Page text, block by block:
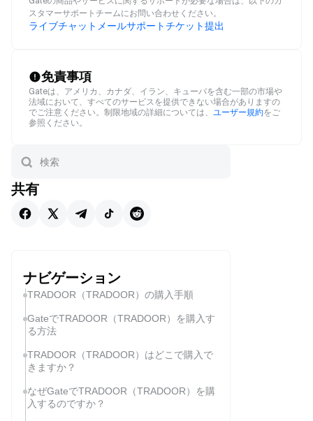
スタマーサポートチームにお問い合わせください。
ライブチャット メールサポートチケット提出
免責事項
Gateは、アメリカ、カナダ、イラン、キューバを含む一部の市場や
法域において、すべてのサービスを提供できない場合がありますの
でご注意ください。制限地域の詳細については、 ユーザー規約をご
参照ください。
共有
ナビゲーション
TRADOOR（TRADOOR）の購入手順
GateでTRADOOR（TRADOOR）を購入す
る方法
TRADOOR（TRADOOR）はどこで購入で
きますか？
なぜGateでTRADOOR（TRADOOR）を購
入するのですか？